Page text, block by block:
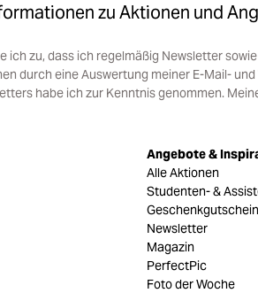
zu Aktionen und
ich zu, dass ich regelmäßig Newsletter
durch eine Auswertung meiner E-Mail-
habe ich zur Kenntnis genommen.
Angebote &
Alle Aktionen
Studenten- &
Newsletter
Magazin
PerfectPic
Foto der Woche